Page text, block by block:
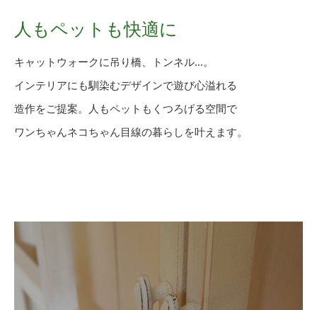
人もペットも快適に
キャットウォークに吊り橋、トンネル…。
インテリアにも馴染むデザインで遊び心溢れる
造作をご提案。人もペットもくつろげる空間で
ワンちゃんネコちゃん目線の暮らしを叶えます。